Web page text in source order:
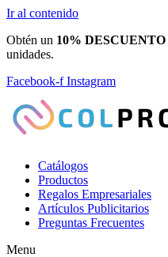
Ir al contenido
Obtén un 10% DESCUENTO
unidades.
Facebook-f Instagram
Catálogos
Productos
Regalos Empresariales
Artículos Publicitarios
Preguntas Frecuentes
Menu